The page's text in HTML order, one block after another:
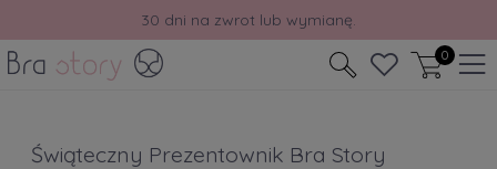
30 dni na zwrot lub wymianę.
0
Świąteczny Prezentownik Bra Story